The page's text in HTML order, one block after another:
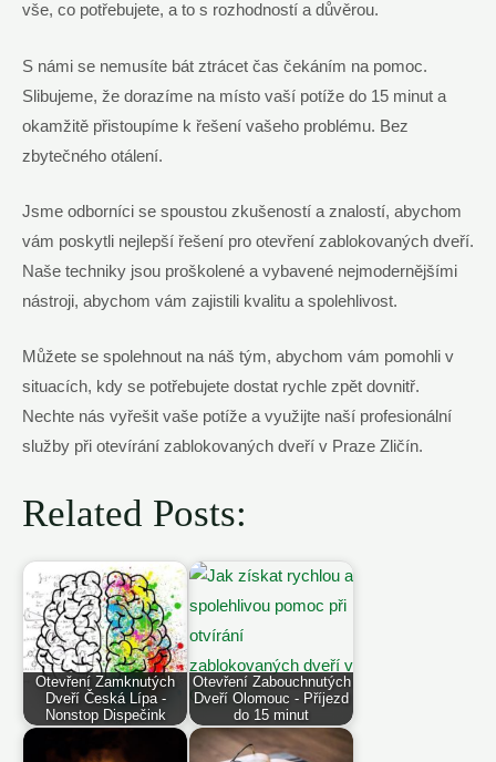
vše, co potřebujete, a to s rozhodností a důvěrou.
S námi se nemusíte bát ztrácet čas čekáním na pomoc.
Slibujeme, že dorazíme na místo vaší potíže do 15 minut a
okamžitě přistoupíme k řešení vašeho problému. Bez
zbytečného otálení.
Jsme odborníci se spoustou zkušeností a znalostí, abychom
vám poskytli nejlepší řešení pro otevření zablokovaných dveří.
Naše techniky jsou proškolené a vybavené nejmodernějšími
nástroji, abychom vám zajistili kvalitu a spolehlivost.
Můžete se spolehnout na náš tým, abychom vám pomohli v
situacích, kdy se potřebujete dostat rychle zpět dovnitř.
Nechte nás vyřešit vaše potíže a využijte naší profesionální
služby při otevírání zablokovaných dveří v Praze Zličín.
Related Posts:
Otevření Zamknutých
Dveří Česká Lípa -
Nonstop Dispečink
Otevření Zabouchnutých
Dveří Olomouc - Příjezd
do 15 minut